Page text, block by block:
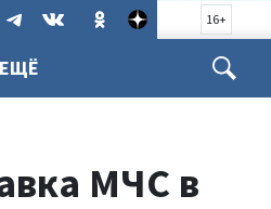
16+
ЕЩЁ
МЧС в